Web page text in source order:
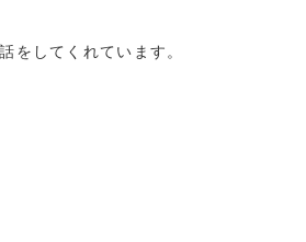
をしてくれています。